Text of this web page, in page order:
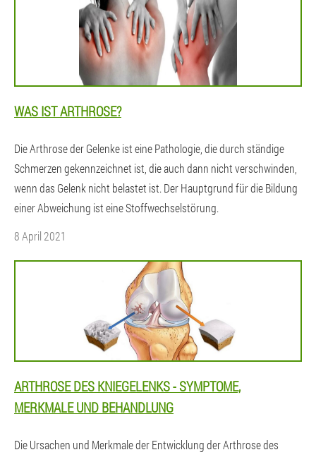
WAS IST ARTHROSE?
Die Arthrose der Gelenke ist eine Pathologie, die durch ständige
Schmerzen gekennzeichnet ist, die auch dann nicht verschwinden,
wenn das Gelenk nicht belastet ist. Der Hauptgrund für die Bildung
einer Abweichung ist eine Stoffwechselstörung.
8 April 2021
ARTHROSE DES KNIEGELENKS - SYMPTOME,
MERKMALE UND BEHANDLUNG
Die Ursachen und Merkmale der Entwicklung der Arthrose des